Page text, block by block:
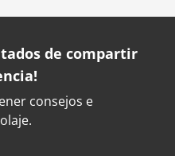
de compartir
consejos e